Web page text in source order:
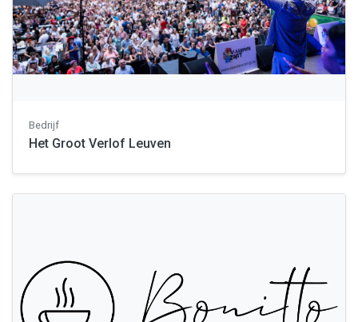
Bedrijf
Het Groot Verlof Leuven